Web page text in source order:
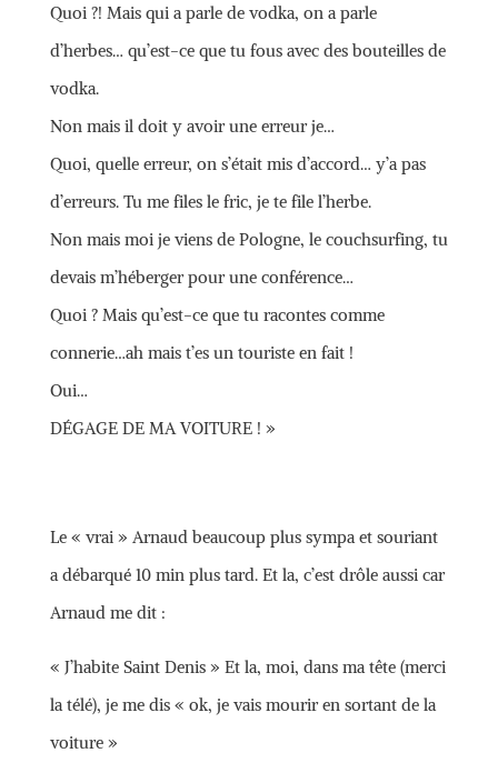
Quoi ?! Mais qui a parle de vodka, on a parle
d’herbes… qu’est-ce que tu fous avec des bouteilles de
vodka.
Non mais il doit y avoir une erreur je…
Quoi, quelle erreur, on s’était mis d’accord… y’a pas
d’erreurs. Tu me files le fric, je te file l’herbe.
Non mais moi je viens de Pologne, le couchsurfing, tu
devais m’héberger pour une conférence…
Quoi ? Mais qu’est-ce que tu racontes comme
connerie…ah mais t’es un touriste en fait !
Oui…
DÉGAGE DE MA VOITURE ! »
Le « vrai » Arnaud beaucoup plus sympa et souriant
a débarqué 10 min plus tard. Et la, c’est drôle aussi car
Arnaud me dit :
« J’habite Saint Denis » Et la, moi, dans ma tête (merci
la télé), je me dis « ok, je vais mourir en sortant de la
voiture »